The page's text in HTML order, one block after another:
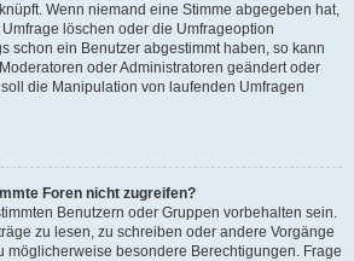
Wenn niemand eine Stimme abgegeben hat,
löschen oder die Umfrageoption
schon ein Benutzer abgestimmt haben, so kann
oder Administratoren geändert oder
die Manipulation von laufenden Umfragen
Foren nicht zugreifen?
Benutzern oder Gruppen vorbehalten sein.
zu lesen, zu schreiben oder andere Vorgänge
möglicherweise besondere Berechtigungen. Frage